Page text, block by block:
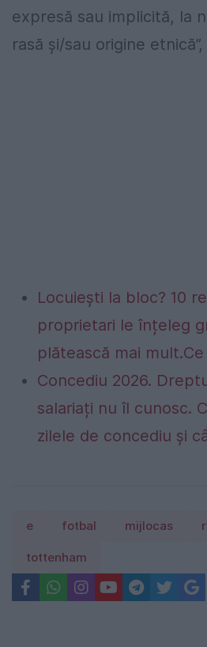
expresă sau implicită, la
rasă şi/sau origine
Locuiești la bloc? 10
proprietari le înțeleg
plătească mai
Concediu 2026.
salariați nu îl cunosc.
zilele de concediu și
e fotbal mijlocas
tottenham